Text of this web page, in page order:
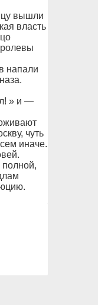
вышли
власть
напали
» и —
чуть
иначе.